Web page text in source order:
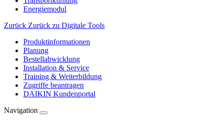
Energiemodul
Zurück Zurück zu Digitale Tools
Produktinformationen
Planung
Bestellabwicklung
Installation & Service
Training & Weiterbildung
Zugriffe beantragen
DAIKIN Kundenportal
Navigation